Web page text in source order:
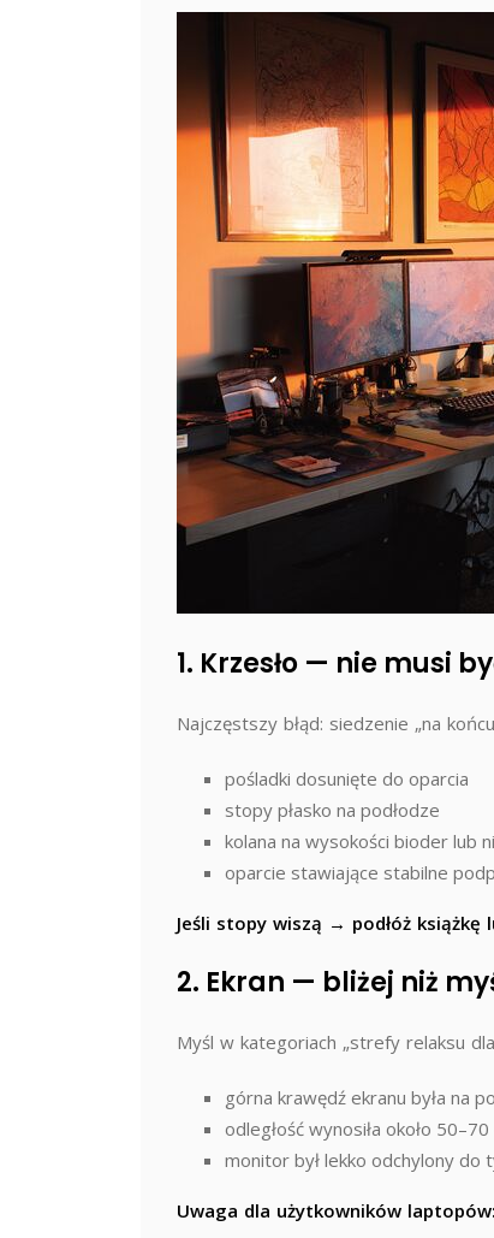
1. Krzesło — nie musi
Najczęstszy błąd: siedzenie „na
pośladki dosunięte do oparcia
stopy płasko na podłodze
kolana na wysokości bioder lub
oparcie stawiające stabilne
Jeśli stopy wiszą → podłóż książkę
2. Ekran — bliżej niż
Myśl w kategoriach „strefy relaksu
górna krawędź ekranu była na
odległość wynosiła około 50–70
monitor był lekko odchylony do
Uwaga dla użytkowników laptopów: